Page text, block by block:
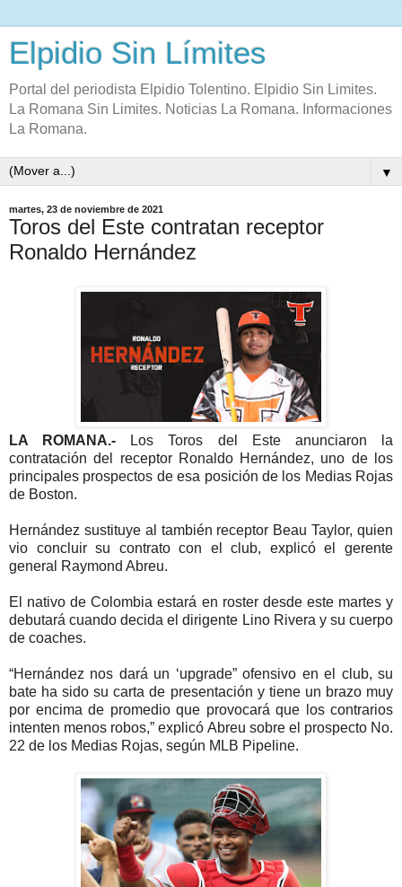
Elpidio Sin Límites
Portal del periodista Elpidio Tolentino. Elpidio Sin Limites.
La Romana Sin Limites. Noticias La Romana. Informaciones
La Romana.
▼
martes, 23 de noviembre de 2021
Toros del Este contratan receptor
Ronaldo Hernández
LA ROMANA.-
Los Toros del Este anunciaron la
contratación del receptor Ronaldo Hernández, uno de los
principales prospectos de esa posición de los Medias Rojas
de Boston.
Hernández sustituye al también receptor Beau Taylor, quien
vio concluir su contrato con el club, explicó el gerente
general Raymond Abreu.
El nativo de Colombia estará en roster desde este martes y
debutará cuando decida el dirigente Lino Rivera y su cuerpo
de coaches.
“Hernández nos dará un ‘upgrade” ofensivo en el club, su
bate ha sido su carta de presentación y tiene un brazo muy
por encima de promedio que provocará que los contrarios
intenten menos robos,” explicó Abreu sobre el prospecto No.
22 de los Medias Rojas, según MLB Pipeline.